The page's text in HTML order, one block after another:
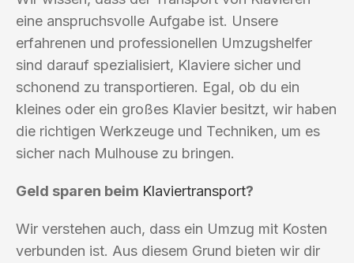
eine anspruchsvolle Aufgabe ist. Unsere
erfahrenen und professionellen Umzugshelfer
sind darauf spezialisiert, Klaviere sicher und
schonend zu transportieren. Egal, ob du ein
kleines oder ein großes Klavier besitzt, wir haben
die richtigen Werkzeuge und Techniken, um es
sicher nach Mulhouse zu bringen.
Geld sparen beim Klaviertransport?
Wir verstehen auch, dass ein Umzug mit Kosten
verbunden ist. Aus diesem Grund bieten wir dir